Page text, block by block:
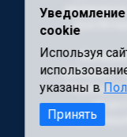
Для
материал"
Редакция
за
Уведомление
cookie
Используя
указаны в
Принять